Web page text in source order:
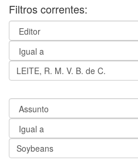
Filtros correntes: